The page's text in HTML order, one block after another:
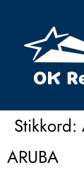
Stikkord:
ARUBA